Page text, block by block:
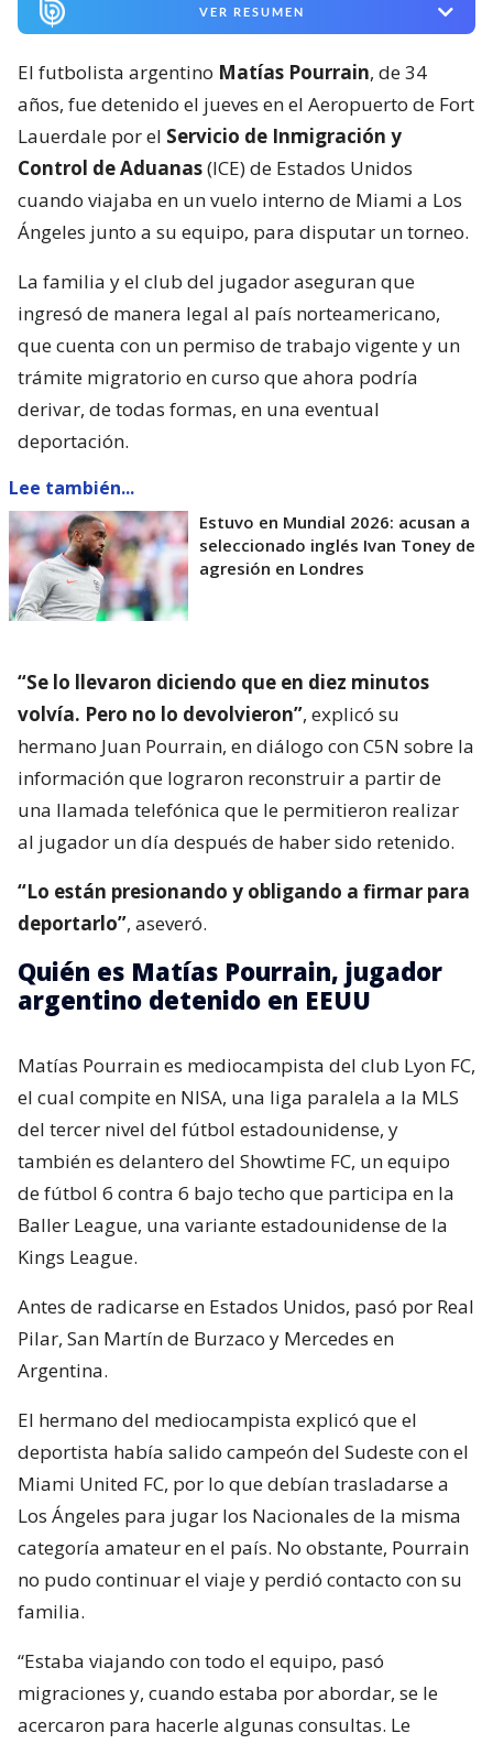
VER RESUMEN
El futbolista argentino Matías Pourrain, de 34
años, fue detenido el jueves en el Aeropuerto de Fort
Lauerdale por el Servicio de Inmigración y
Control de Aduanas(ICE) de Estados Unidos
cuando viajaba en un vuelo interno de Miami a Los
Ángeles junto a su equipo, para disputar un torneo.
La familia y el club del jugador aseguran que
ingresó de manera legal al país norteamericano,
que cuenta con un permiso de trabajo vigente y un
trámite migratorio en curso que ahora podría
derivar, de todas formas, en una eventual
deportación.
Lee también...
Estuvo en Mundial 2026: acusan a
seleccionado inglés Ivan Toney de
agresión en Londres
“Se lo llevaron diciendo que en diez minutos
volvía. Pero no lo devolvieron”, explicó su
hermano Juan Pourrain, en diálogo con C5N sobre la
información que lograron reconstruir a partir de
una llamada telefónica que le permitieron realizar
al jugador un día después de haber sido retenido.
“Lo están presionando y obligando a firmar para
deportarlo”, aseveró.
Quién es Matías Pourrain, jugador
argentino detenido en EEUU
Matías Pourrain es mediocampista del club Lyon FC,
el cual compite en NISA, una liga paralela a la MLS
del tercer nivel del fútbol estadounidense, y
también es delantero del Showtime FC, un equipo
de fútbol 6 contra 6 bajo techo que participa en la
Baller League, una variante estadounidense de la
Kings League.
Antes de radicarse en Estados Unidos, pasó por Real
Pilar, San Martín de Burzaco y Mercedes en
Argentina.
El hermano del mediocampista explicó que el
deportista había salido campeón del Sudeste con el
Miami United FC, por lo que debían trasladarse a
Los Ángeles para jugar los Nacionales de la misma
categoría amateur en el país. No obstante, Pourrain
no pudo continuar el viaje y perdió contacto con su
familia.
“Estaba viajando con todo el equipo, pasó
migraciones y, cuando estaba por abordar, se le
acercaron para hacerle algunas consultas. Le